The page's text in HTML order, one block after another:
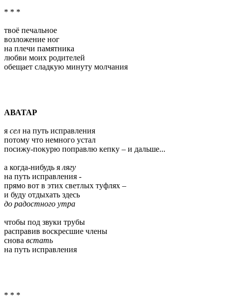
* * *
твоё печальное
возложение ног
на плечи памятника
любви моих родителей
обещает сладкую минуту молчания
АВАТАР
я сел на путь исправления
потому что немного устал
посижу-покурю поправлю кепку – и дальше...
а когда-нибудь я лягу
на путь исправления -
прямо вот в этих светлых туфлях –
и буду отдыхать здесь
до радостного утра
чтобы под звуки трубы
расправив воскресшие члены
снова встать
на путь исправления
* * *